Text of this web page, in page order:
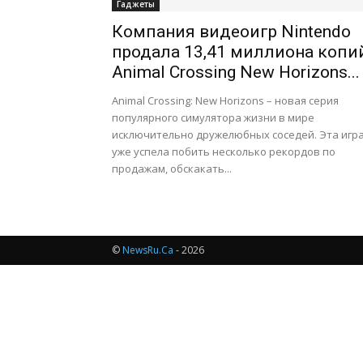
Гаджеты
Компания видеоигр Nintendo
продала 13,41 миллиона
Animal Crossing New Horizons...
Animal Crossing: New Horizons – новая серия
популярного симулятора жизни в мире
исключительно дружелюбных соседей. Эта игра
уже успела побить несколько рекордов по
продажам, обскакать...
© NewsRu.Ca - 2026